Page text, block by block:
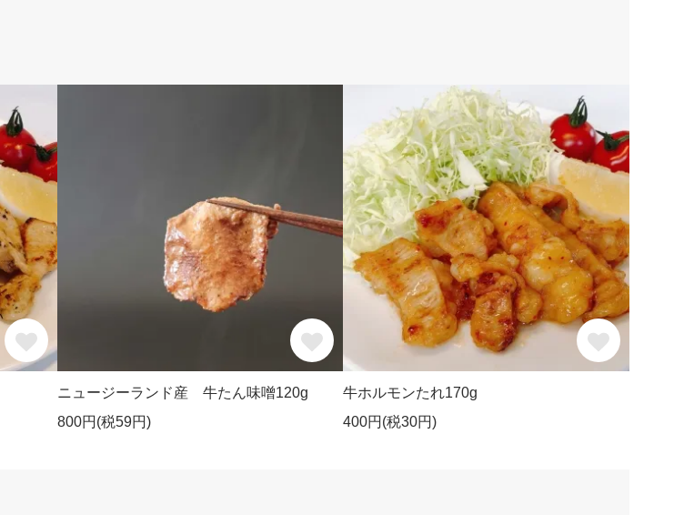
ニュージーランド産 牛たん味噌120g
800円(税59円)
牛ホルモンたれ170g
400円(税30円)